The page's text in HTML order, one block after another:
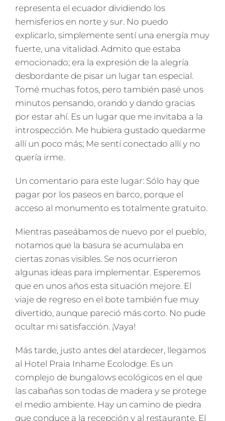
representa el ecuador dividiendo los
hemisferios en norte y sur. No puedo
explicarlo, simplemente sentí una energía muy
fuerte, una vitalidad. Admito que estaba
emocionado; era la expresión de la alegría
desbordante de pisar un lugar tan especial.
Tomé muchas fotos, pero también pasé unos
minutos pensando, orando y dando gracias
por estar ahí. Es un lugar que me invitaba a la
introspección. Me hubiera gustado quedarme
allí un poco más; Me sentí conectado allí y no
quería irme.
Un comentario para este lugar: Sólo hay que
pagar por los paseos en barco, porque el
acceso al monumento es totalmente gratuito.
Mientras paseábamos de nuevo por el pueblo,
notamos que la basura se acumulaba en
ciertas zonas visibles. Se nos ocurrieron
algunas ideas para implementar. Esperemos
que en unos años esta situación mejore. El
viaje de regreso en el bote también fue muy
divertido, aunque pareció más corto. No pude
ocultar mi satisfacción. ¡Vaya!
Más tarde, justo antes del atardecer, llegamos
al Hotel Praia Inhame Ecolodge. Es un
complejo de bungalows ecológicos en el que
las cabañas son todas de madera y se protege
el medio ambiente. Hay un camino de piedra
que conduce a la recepción y al restaurante. El